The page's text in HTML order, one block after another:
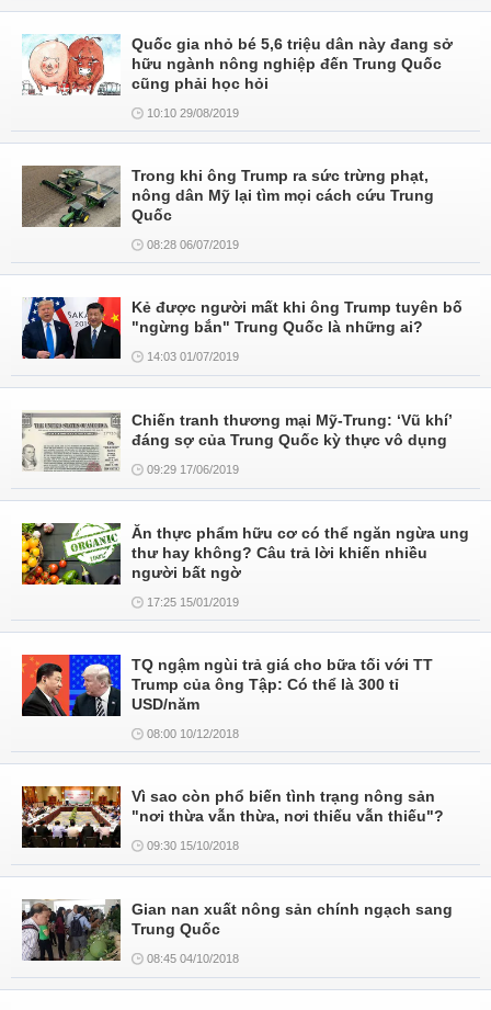
Quốc gia nhỏ bé 5,6 triệu dân này đang sở
hữu ngành nông nghiệp đến Trung Quốc
cũng phải học hỏi
10:10 29/08/2019
Trong khi ông Trump ra sức trừng phạt,
nông dân Mỹ lại tìm mọi cách cứu Trung
Quốc
08:28 06/07/2019
Kẻ được người mất khi ông Trump tuyên bố
"ngừng bắn" Trung Quốc là những ai?
14:03 01/07/2019
Chiến tranh thương mại Mỹ-Trung: ‘Vũ khí’
đáng sợ của Trung Quốc kỳ thực vô dụng
09:29 17/06/2019
Ăn thực phẩm hữu cơ có thể ngăn ngừa ung
thư hay không? Câu trả lời khiến nhiều
người bất ngờ
17:25 15/01/2019
TQ ngậm ngùi trả giá cho bữa tối với TT
Trump của ông Tập: Có thể là 300 tỉ
USD/năm
08:00 10/12/2018
Vì sao còn phổ biến tình trạng nông sản
"nơi thừa vẫn thừa, nơi thiếu vẫn thiếu"?
09:30 15/10/2018
Gian nan xuất nông sản chính ngạch sang
Trung Quốc
08:45 04/10/2018